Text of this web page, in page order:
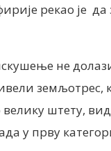
рекао је
не
штету,
у прву